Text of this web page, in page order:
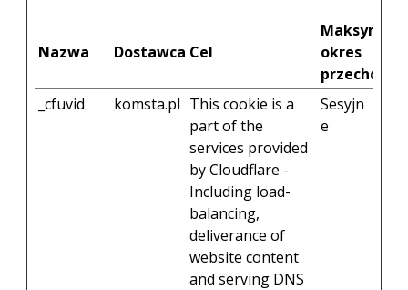
Nazwa Dostawca Cel
okres
_cfuvid
komsta.pl This cookie is a
part of the
services provided
by Cloudflare -
Including load-
balancing,
deliverance of
website content
and serving DNS
Sesyjn
e